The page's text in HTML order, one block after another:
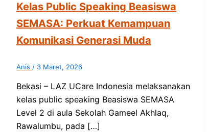
Kelas Public Speaking Beasiswa
SEMASA: Perkuat Kemampuan
Komunikasi Generasi Muda
Anis / 3 Maret, 2026
Bekasi – LAZ UCare Indonesia melaksanakan
kelas public speaking Beasiswa SEMASA
Level 2 di aula Sekolah Gameel Akhlaq,
Rawalumbu, pada […]